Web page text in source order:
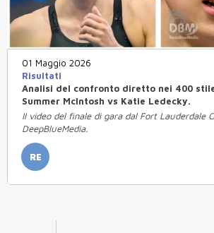
01 Maggio 2026
Risultati
Analisi del confronto diretto nei 400
Summer McIntosh vs Katie Ledecky.
Il video del finale di gara dal Fort Lauderdale
DeepBlueMedia.
RE